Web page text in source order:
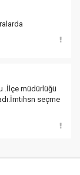
.İlçe müdürlüğü
seçme